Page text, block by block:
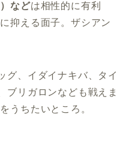
などは相性的に有利
抑える面子。ザシアン
グ、イダイナキバ、タイ
ブリガロンなども戦えま
うちたいところ。